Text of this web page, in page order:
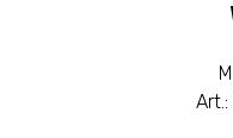
Art.: